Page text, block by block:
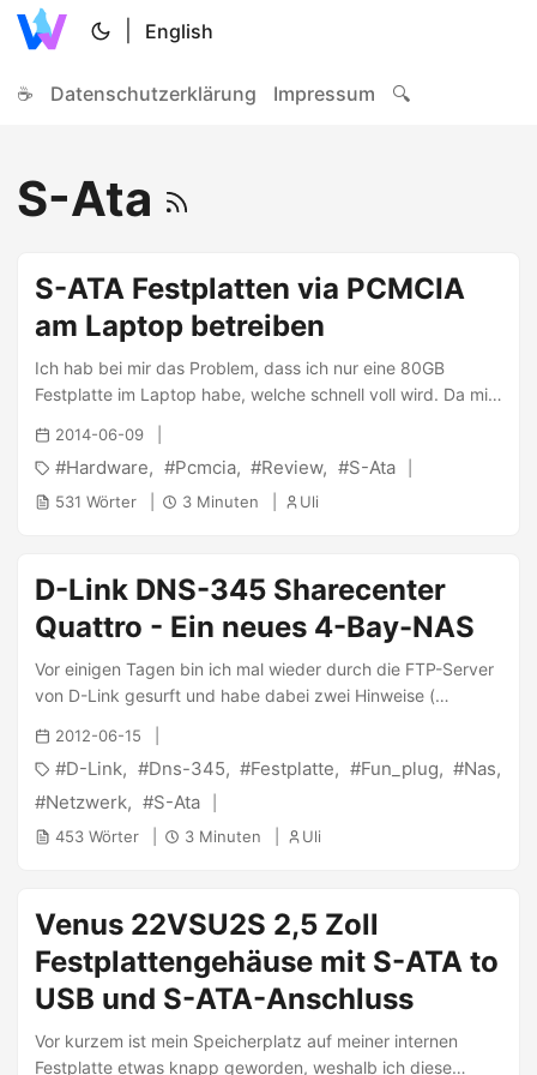
English
☕ Datenschutzerklärung Impressum 🔍
S-Ata
S-ATA Festplatten via PCMCIA
am Laptop betreiben
Ich hab bei mir das Problem, dass ich nur eine 80GB
Festplatte im Laptop habe, welche schnell voll wird. Da mir
aber USB2.0 zu langsam und laggy ist, habe ich nach einer
anderen Lösung gesucht. Firewire schied aus, da ich keine
Testberichte dazu finden konnte, also habe ich mich weiter
umgesehen und bin auf eine spezielle Lösung gestossen…
2014-06-09
Hardware Pcmcia Review S-Ata
531 Wörter 3 Minuten Uli
D-Link DNS-345 Sharecenter
Quattro - Ein neues 4-Bay-NAS
Vor einigen Tagen bin ich mal wieder durch die FTP-Server
von D-Link gesurft und habe dabei zwei Hinweise (
Datenblatt ( Mirror) und Handbuch ( Mirror)) auf ein neues
NAS von D-Link gefunden, das D-Link DNS-345
Sharecenter Quattro, ein NAS mit 4 Festplatteneinschüben
und jeder Menge Features, die ich mir schon lange
gewünscht habe. In das DNS-345 können bis zu 12TB an
Disk/JBOD konfiguriert werden. Die daraufliegenden Daten
können dann über zwei 10/100/1000Mbit
Netzwerkanschlüsse, welche LInk Aggregation in
verschiedenen Modi unterstützen, ins Netzwerk transferiert
werden. ...
2012-06-15
D-Link Dns-345 Festplatte Fun_plug
Nas
Netzwerk
S-Ata
453 Wörter 3 Minuten Uli
Venus 22VSU2S 2,5 Zoll
Festplattengehäuse mit S-ATA to
USB und S-ATA-Anschluss
Vor kurzem ist mein Speicherplatz auf meiner internen
Festplatte etwas knapp geworden, weshalb ich diese